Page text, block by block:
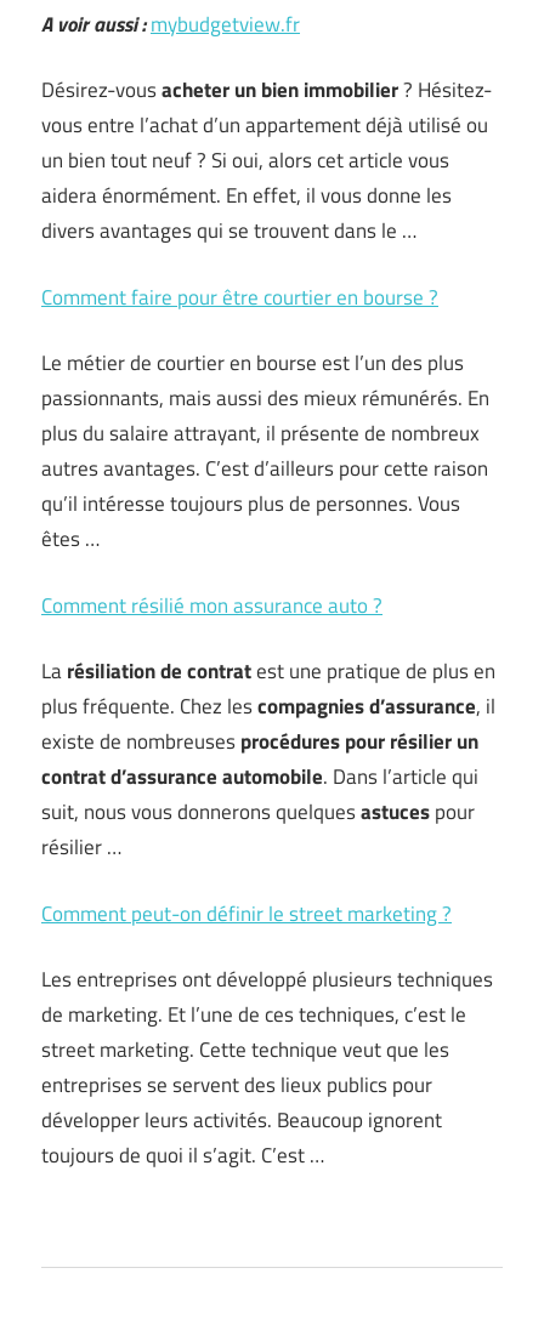
A voir aussi :mybudgetview.fr
Désirez-vousacheter un bien immobilier? Hésitez-
vous entre l’achat d’un appartement déjà utilisé ou
un bien tout neuf ? Si oui, alors cet article vous
aidera énormément. En effet, il vous donne les
divers avantages qui se trouvent dans le …
Comment faire pour être courtier en bourse ?
Le métier de courtier en bourse est l’un des plus
passionnants, mais aussi des mieux rémunérés. En
plus du salaire attrayant, il présente de nombreux
autres avantages. C’est d’ailleurs pour cette raison
qu’il intéresse toujours plus de personnes. Vous
êtes …
Comment résilié mon assurance auto ?
Larésiliation de contratest une pratique de plus en
plus fréquente. Chez lescompagnies d’assurance, il
existe de nombreusesprocédures pour résilier un
contrat d’assurance automobile. Dans l’article qui
suit, nous vous donnerons quelquesastucespour
résilier …
Comment peut-on définir le street marketing ?
Les entreprises ont développé plusieurs techniques
de marketing. Et l’une de ces techniques, c’est le
street marketing. Cette technique veut que les
entreprises se servent des lieux publics pour
développer leurs activités. Beaucoup ignorent
toujours de quoi il s’agit. C’est …